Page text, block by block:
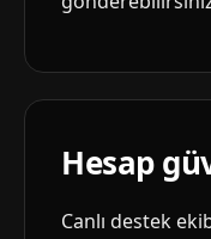
Hesap
Canlı destek